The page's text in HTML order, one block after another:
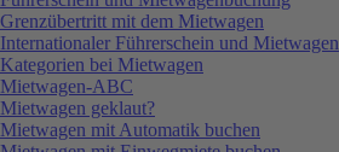
Grenzübertritt mit dem Mietwagen
Internationaler Führerschein und Mietwagen
Kategorien bei Mietwagen
Mietwagen-ABC
Mietwagen geklaut?
Mietwagen mit Automatik buchen